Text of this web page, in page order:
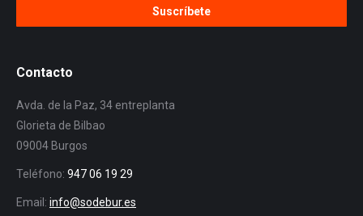
Contacto
Avda. de la Paz, 34 entreplanta
Glorieta de Bilbao
09004 Burgos
Teléfono: 947 06 19 29
Email: info@sodebur.es